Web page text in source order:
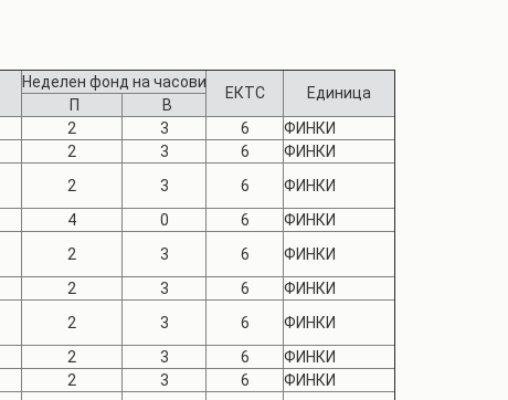
Неделен фонд на часови
ЕКТС Единица
П
В
2 3 6
ФИНКИ
2 3 6
ФИНКИ
2 3 6
ФИНКИ
4 0 6
ФИНКИ
2 3 6
ФИНКИ
2 3 6
ФИНКИ
2 3 6
ФИНКИ
2 3 6
ФИНКИ
2 3 6
ФИНКИ